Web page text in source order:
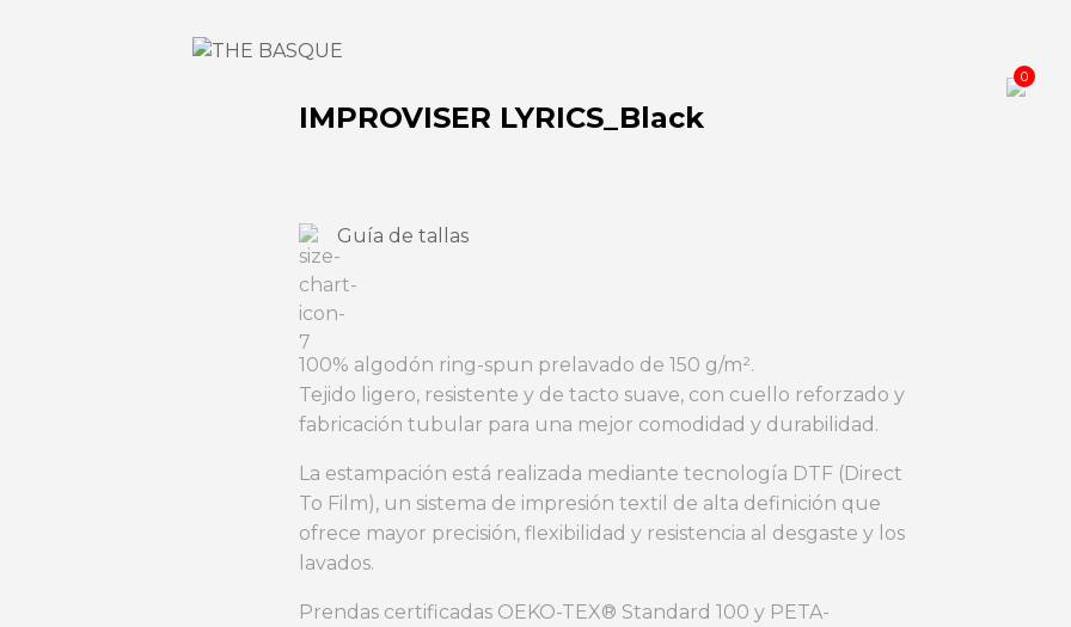
0
IMPROVISER LYRICS_Black
Guía de tallas
100% algodón ring-spun prelavado de 150 g/m².
Tejido ligero, resistente y de tacto suave, con cuello reforzado y
fabricación tubular para una mejor comodidad y durabilidad.
La estampación está realizada mediante tecnología DTF (Direct
To Film), un sistema de impresión textil de alta definición que
ofrece mayor precisión, flexibilidad y resistencia al desgaste y los
lavados.
Prendas certificadas OEKO-TEX® Standard 100 y PETA-